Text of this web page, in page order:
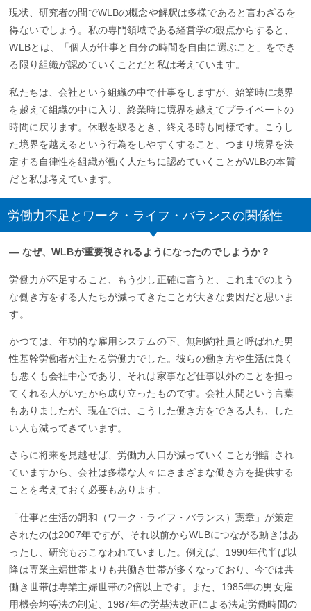
現状、研究者の間でWLBの概念や解釈は多様であると言わざるを
得ないでしょう。私の専門領域である経営学の観点からすると、
WLBとは、「個人が仕事と自分の時間を自由に選ぶこと」をでき
る限り組織が認めていくことだと私は考えています。
私たちは、会社という組織の中で仕事をしますが、始業時に境界
を越えて組織の中に入り、終業時に境界を越えてプライベートの
時間に戻ります。休暇を取るとき、終える時も同様です。こうし
た境界を越えるという行為をしやすくすること、つまり境界を決
定する自律性を組織が働く人たちに認めていくことがWLBの本質
だと私は考えています。
労働力不足とワーク・ライフ・バランスの関係性
― なぜ、WLBが重要視されるようになったのでしようか？
労働力が不足すること、もう少し正確に言うと、これまでのよう
な働き方をする人たちが減ってきたことが大きな要因だと思いま
す。
かつては、年功的な雇用システムの下、無制約社員と呼ばれた男
性基幹労働者が主たる労働力でした。彼らの働き方や生活は良く
も悪くも会社中心であり、それは家事など仕事以外のことを担っ
てくれる人がいたから成り立ったものです。会社人間という言葉
もありましたが、現在では、こうした働き方をできる人も、した
い人も減ってきています。
さらに将来を見越せば、労働力人口が減っていくことが推計され
ていますから、会社は多様な人々にさまざまな働き方を提供する
ことを考えておく必要もあります。
「仕事と生活の調和（ワーク・ライフ・バランス）憲章」が策定
されたのは2007年ですが、それ以前からWLBにつながる動きはあ
ったし、研究もおこなわれていました。例えば、1990年代半ば以
降は専業主婦世帯よりも共働き世帯が多くなっており、今では共
働き世帯は専業主婦世帯の2倍以上です。また、1985年の男女雇
用機会均等法の制定、1987年の労基法改正による法定労働時間の